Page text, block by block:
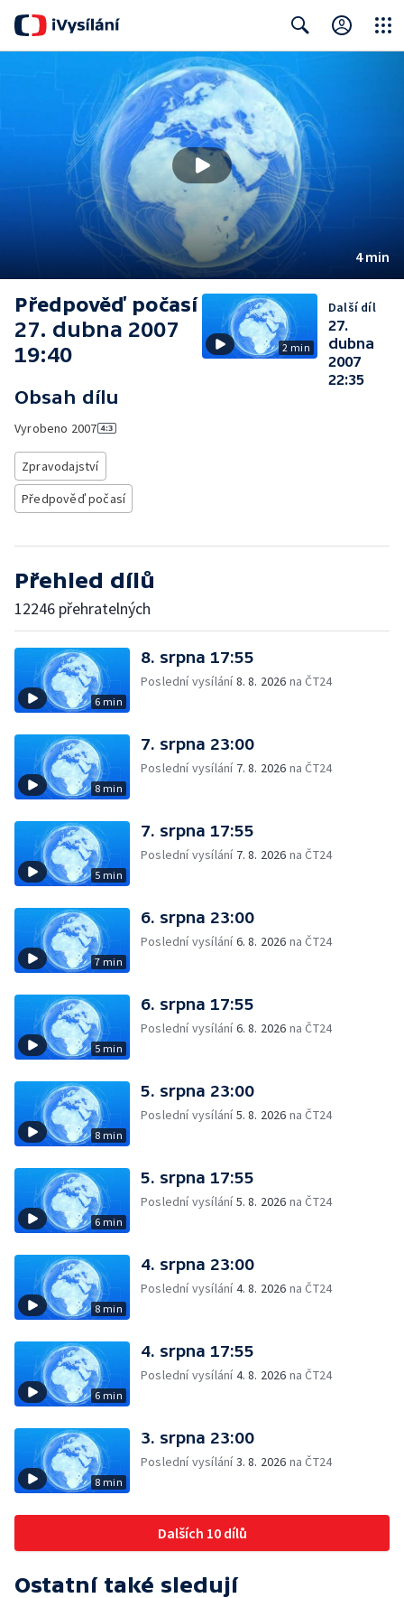
4 min
Předpověď počasí
27. dubna 2007
19:40
Obsah dílu
Vyrobeno 2007
Zpravodajství
Předpověď počasí
2 min
Další díl
27.
dubna
2007
22:35
Přehled dílů
12246 přehratelných
6 min
8. srpna 17:55
Poslední vysílání8. 8. 2026 na ČT24
8 min
7. srpna 23:00
Poslední vysílání 7. 8. 2026 na ČT24
5 min
7. srpna 17:55
Poslední vysílání 7. 8. 2026 na ČT24
7 min
6. srpna 23:00
Poslední vysílání6. 8. 2026 na ČT24
5 min
6. srpna 17:55
Poslední vysílání6. 8. 2026 na ČT24
8 min
5. srpna 23:00
Poslední vysílání5. 8. 2026 na ČT24
6 min
5. srpna 17:55
Poslední vysílání5. 8. 2026 na ČT24
8 min
4. srpna 23:00
Poslední vysílání4. 8. 2026 na ČT24
6 min
4. srpna 17:55
Poslední vysílání4. 8. 2026 na ČT24
8 min
3. srpna 23:00
Poslední vysílání3. 8. 2026 na ČT24
Dalších 10 dílů
Ostatní také sledují